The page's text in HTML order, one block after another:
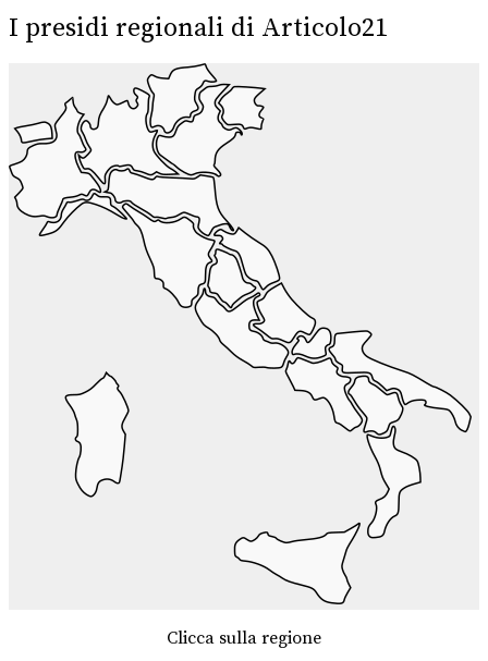
I presidi regionali di Articolo21
Clicca sulla regione